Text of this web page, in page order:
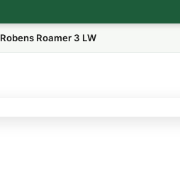
Robens Roamer 3 LW